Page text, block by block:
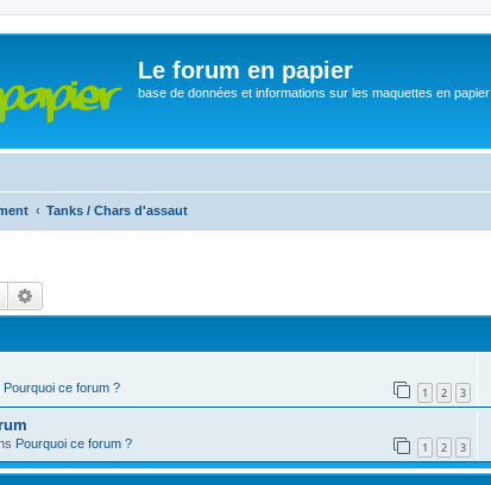
Le forum en papier
base de données et informations sur les maquettes en papier
Tanks / Chars d'assaut
Rechercher
Pourquoi ce forum ? 1 2 3
Pourquoi ce forum ? 1 2 3